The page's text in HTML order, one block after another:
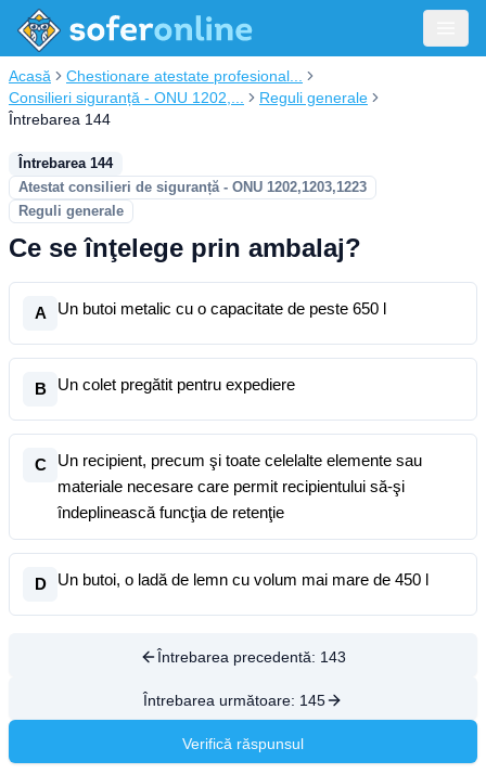
Acasă
Chestionare atestate profesional...
Consilieri siguranță - ONU 1202,...
Reguli generale
Întrebarea 144
Întrebarea 144
Atestat consilieri de siguranță - ONU 1202,1203,1223
Reguli generale
Ce se înţelege prin ambalaj?
A Un butoi metalic cu o capacitate de peste 650 l
B Un colet pregătit pentru expediere
C
Un recipient, precum şi toate celelalte elemente sau
materiale necesare care permit recipientului să-şi
îndeplinească funcţia de retenţie
D Un butoi, o ladă de lemn cu volum mai mare de 450 l
Întrebarea precedentă: 143
Întrebarea următoare: 145
Verifică răspunsul